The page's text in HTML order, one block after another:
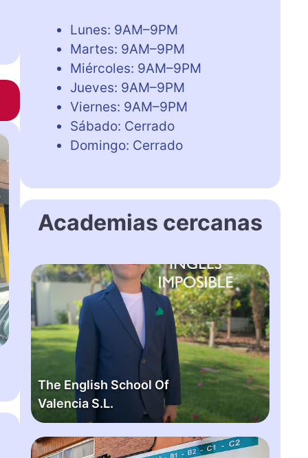
Lunes: 9AM–9PM
Martes: 9AM–9PM
Miércoles: 9AM–9PM
Jueves: 9AM–9PM
Viernes: 9AM–9PM
Sábado: Cerrado
Domingo: Cerrado
Academias cercanas
The English School Of
Valencia S.L.
T
h
E
n
g
h
S
c
B